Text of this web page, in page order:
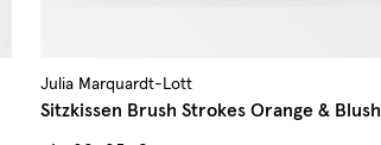
Julia Marquardt-Lott
Sitzkissen Brush Strokes Orange & Blush